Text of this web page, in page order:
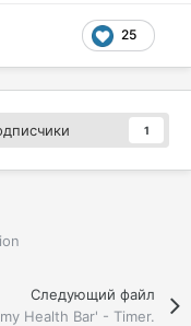
25
1
Следующий файл
Health Bar' - Timer.